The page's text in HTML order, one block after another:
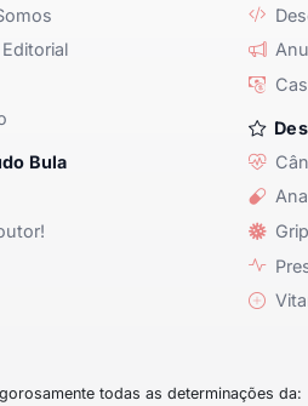
Bula
todas as determinações da: